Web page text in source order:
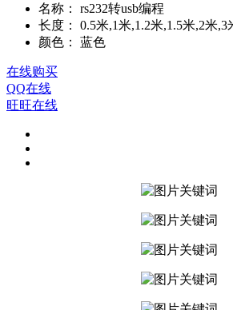
名称：
rs232转usb编程
长度：
0.5米,1米,1.2米,1.5米,2米,3
颜色：
蓝色
在线购买
QQ在线
旺旺在线